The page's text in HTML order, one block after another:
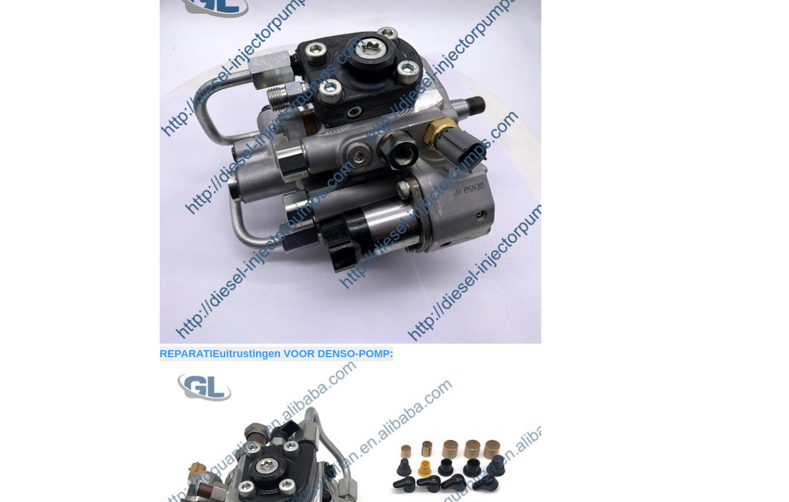
REPARATIEuitrustingen VOOR DENSO-POMP: